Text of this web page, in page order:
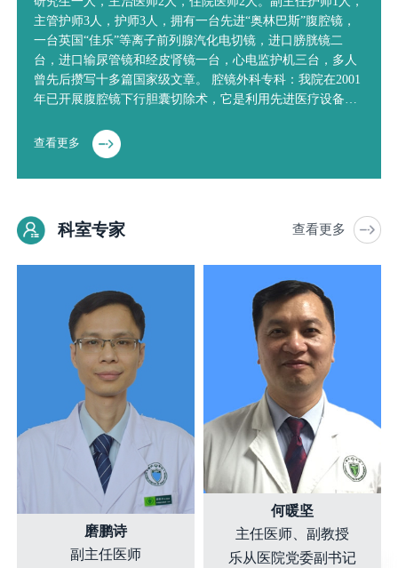
主管护师3人，护师3人，拥有一台先进“奥林巴斯”腹腔镜，
一台英国“佳乐”等离子前列腺汽化电切镜，进口膀胱镜二
台，进口输尿管镜和经皮肾镜一台，心电监护机三台，多人
曾先后攒写十多篇国家级文章。 腔镜外科专科：我院在2001
年已开展腹腔镜下行胆囊切除术，它是利用先进医疗设备，
除术100多例，该手术具有创伤小、恢复快、疤痕小…
查看更多
科室专家 查看更多
磨鹏诗
副主任医师
何暖坚
主任医师、副教授
乐从医院党委副书记